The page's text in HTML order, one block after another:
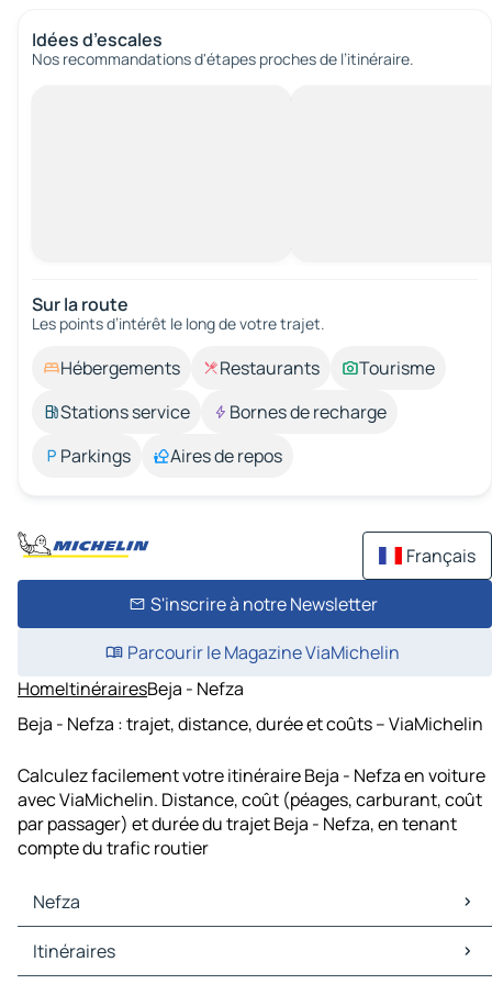
Idées d’escales
Nos recommandations d'étapes proches de l’itinéraire.
Sur la route
Les points d’intérêt le long de votre trajet.
Hébergements Restaurants
Tourisme
Stations service
Bornes de recharge
Parkings
Aires de repos
Français
S'inscrire à notre Newsletter
Parcourir le Magazine ViaMichelin
HomeItinérairesBeja - Nefza
Beja - Nefza : trajet, distance, durée et coûts – ViaMichelin
Calculez facilement votre itinéraire Beja - Nefza en voiture
avec ViaMichelin. Distance, coût (péages, carburant, coût
par passager) et durée du trajet Beja - Nefza, en tenant
compte du trafic routier
Nefza
Nefza Cartes et plans
Nefza Trafic
Itinéraires